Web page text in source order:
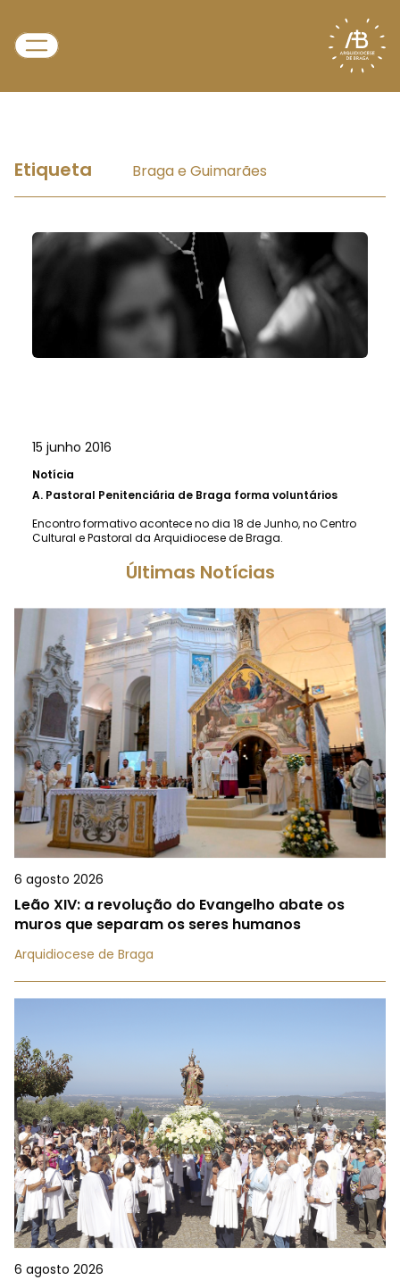
Etiqueta Braga e Guimarães
15 junho 2016
Notícia
A. Pastoral Penitenciária de Braga forma voluntários
Encontro formativo acontece no dia 18 de Junho, no Centro
Cultural e Pastoral da Arquidiocese de Braga.
Últimas Notícias
6 agosto 2026
Leão XIV: a revolução do Evangelho abate os
muros que separam os seres humanos
Arquidiocese de Braga
6 agosto 2026